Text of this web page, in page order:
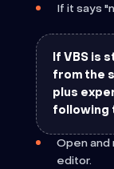
If it says
If VBS is
from the
plus
following
Open
editor.